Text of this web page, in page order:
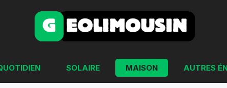
SOLAIRE MAISON AUTRES